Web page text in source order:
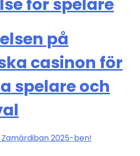
på
casinon för
spelare och
2025-ben!